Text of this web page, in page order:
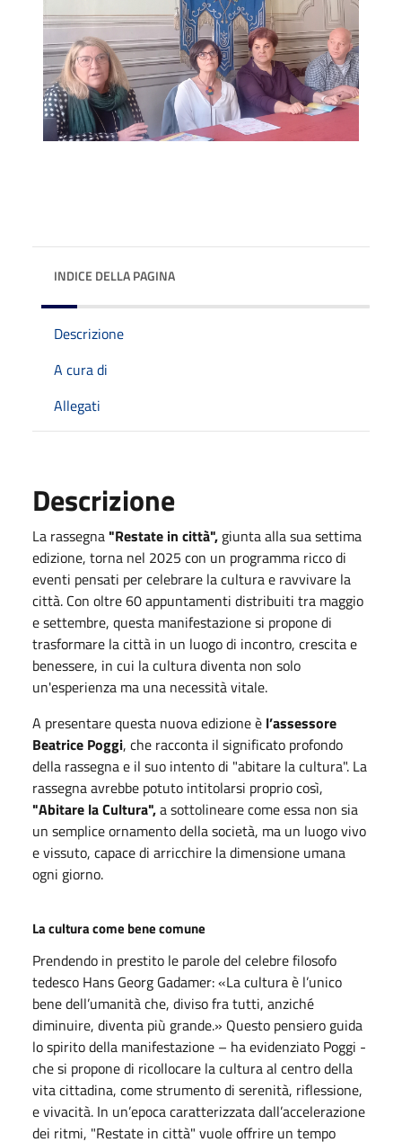
INDICE DELLA PAGINA
Descrizione
A cura di
Allegati
Descrizione
La rassegna"Restate in città", giunta alla sua settima
edizione, torna nel 2025 con un programma ricco di
eventi pensati per celebrare la cultura e ravvivare la
città. Con oltre 60 appuntamenti distribuiti tra maggio
e settembre, questa manifestazione si propone di
trasformare la città in un luogo di incontro, crescita e
benessere, in cui la cultura diventa non solo
un'esperienza ma una necessità vitale.
A presentare questa nuova edizione è l’assessore
Beatrice Poggi, che racconta il significato profondo
della rassegna e il suo intento di "abitare la cultura". La
rassegna avrebbe potuto intitolarsi proprio così,
"Abitare la Cultura",a sottolineare come essa non sia
un semplice ornamento della società, ma un luogo vivo
e vissuto, capace di arricchire la dimensione umana
ogni giorno.
La cultura come bene comune
Prendendo in prestito le parole del celebre filosofo
tedesco Hans Georg Gadamer: «La cultura è l’unico
bene dell’umanità che, diviso fra tutti, anziché
diminuire, diventa più grande.» Questo pensiero guida
lo spirito della manifestazione – ha evidenziato Poggi -
che si propone di ricollocare la cultura al centro della
vita cittadina, come strumento di serenità, riflessione,
e vivacità. In un’epoca caratterizzata dall’accelerazione
dei ritmi, "Restate in città" vuole offrire un tempo